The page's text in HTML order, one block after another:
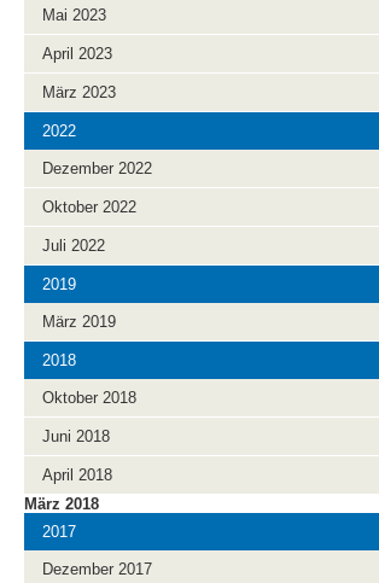
Mai 2023
April 2023
März 2023
2022
Dezember 2022
Oktober 2022
Juli 2022
2019
März 2019
2018
Oktober 2018
Juni 2018
April 2018
März 2018
2017
Dezember 2017